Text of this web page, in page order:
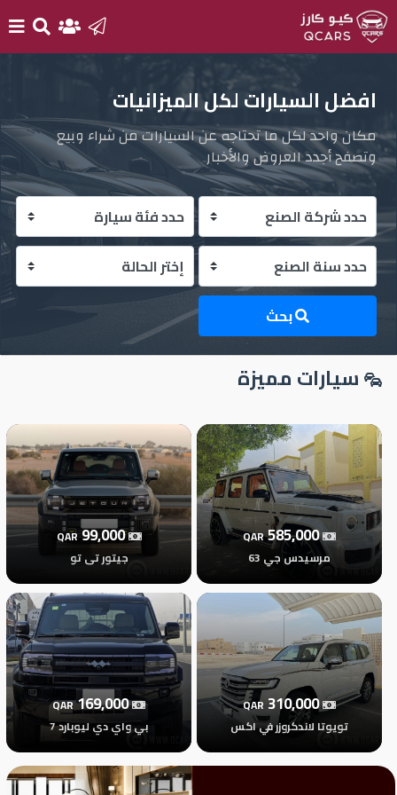
الرئيسية
بيع
سيارتك
أحدث
السيارات
سيارات
سيارات
مستعملة
تسجيل
الدخول
English
مستثمري
السيارات
المعارض
الماركات
مطلوب
افضل السيارات لكل الميزانيات
مكان واحد لكل ما تحتاجه عن السيارات من شراء وبيع
وتصفح أجدد العروض والأخبار
بحث
سيارات مميزة
585,000
QAR
مرسيدس جي 63
99,000
QAR
جيتور تى تو
310,000
QAR
تويوتا لاندكروزر في اكس
169,000
QAR
بي واي دي ليوبارد 7